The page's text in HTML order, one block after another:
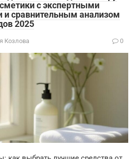
с экспертными
сравнительным анализом
2025
Козлова 0